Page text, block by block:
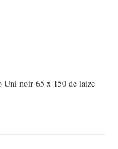
Uni noir 65 x 150 de laize